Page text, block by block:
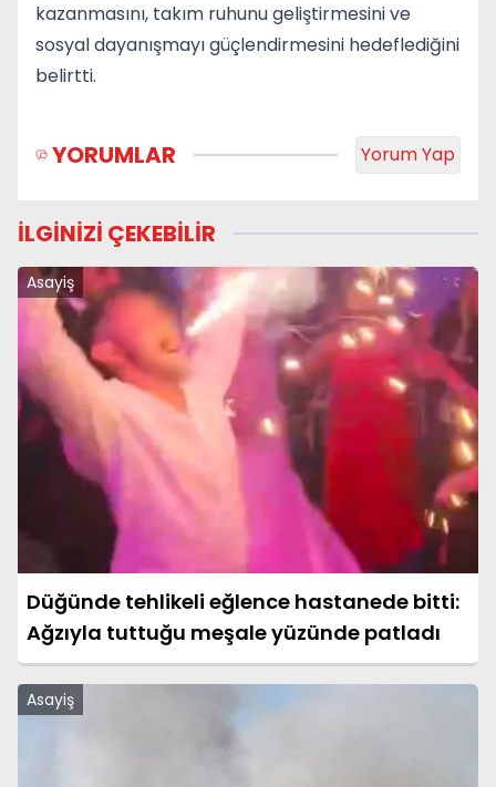
kazanmasını, takım ruhunu geliştirmesini ve
sosyal dayanışmayı güçlendirmesini hedeflediğini
belirtti.
YORUMLAR Yorum Yap
İLGİNİZİ ÇEKEBİLİR
Asayiş
Düğünde tehlikeli eğlence hastanede bitti:
Ağzıyla tuttuğu meşale yüzünde patladı
Asayiş